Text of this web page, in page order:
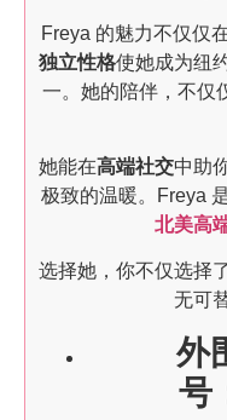
Freya 的魅力不仅仅
独立性格使她成为纽
一。她的陪伴，不仅
她能在高端社交中助
极致的温暖。Freya
北美高
选择她，你不仅选择
无可
外
号